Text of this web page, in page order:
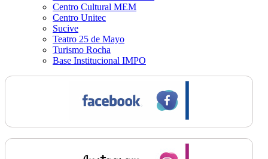
Centro Cultural MEM
Centro Unitec
Sucive
Teatro 25 de Mayo
Turismo Rocha
Base Institucional IMPO